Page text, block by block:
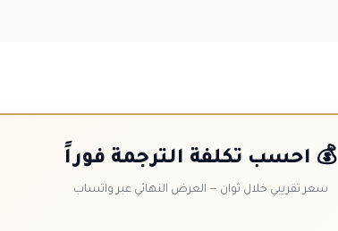
💰 احسب تكلفة الترجمة فوراً
سعر تقريبي خلال ثوان — العرض النهائي عبر واتساب